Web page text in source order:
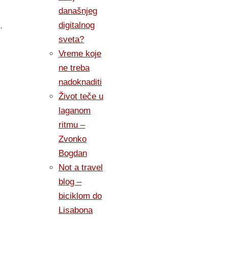
današnjeg
digitalnog
sveta?
Vreme koje
ne treba
nadoknaditi
Život teče u
laganom
ritmu –
Zvonko
Bogdan
Not a travel
blog –
biciklom do
Lisabona